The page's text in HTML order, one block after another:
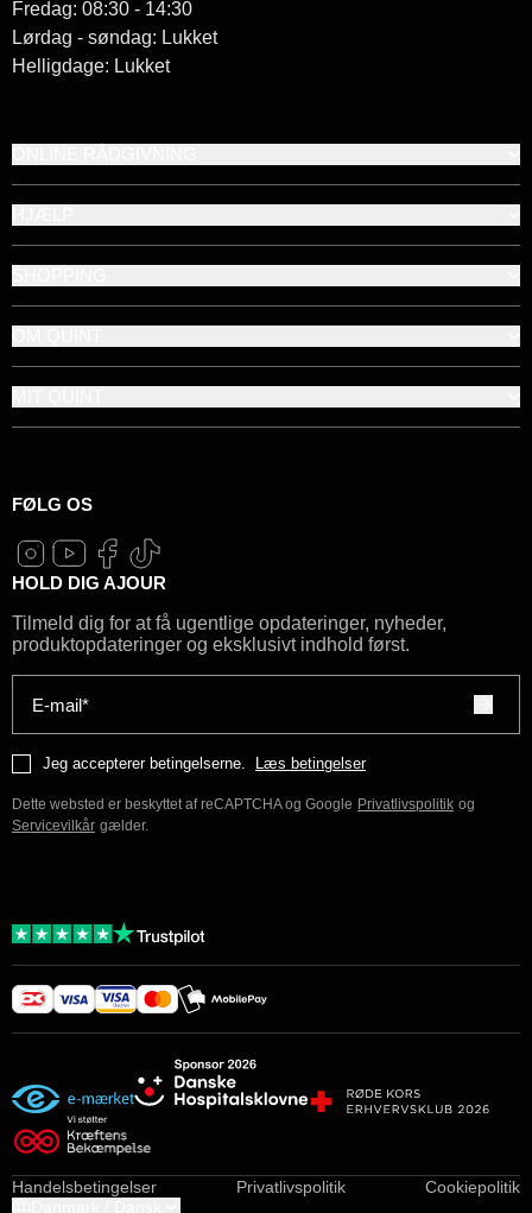
Fredag: 08:30 - 14:30
Lørdag - søndag: Lukket
Helligdage: Lukket
FØLG OS
HOLD DIG AJOUR
Tilmeld dig for at få ugentlige opdateringer, nyheder,
produktopdateringer og eksklusivt indhold først.
E-mail*
Jeg accepterer betingelserne. Læs betingelser
Dette websted er beskyttet af reCAPTCHA og Google Privatlivspolitik og
Servicevilkår gælder.
Handelsbetingelser Privatlivspolitik
Cookiepolitik